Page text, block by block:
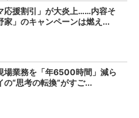
応援割引」が大炎上……内容そ
家」のキャンペーンは燃え...
場業務を「年6500時間」減ら
“思考の転換”がすご...